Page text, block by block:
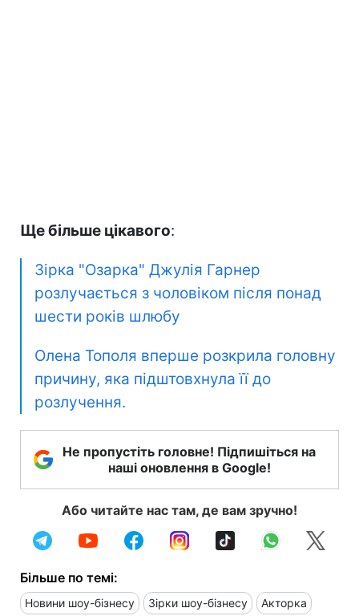
Ще більше цікавого:
Зірка "Озарка" Джулія Гарнер
розлучається з чоловіком після понад
шести років шлюбу
Олена Тополя вперше розкрила головну
причину, яка підштовхнула її до
розлучення.
Не пропустіть головне! Підпишіться на
наші оновлення в Google!
Або читайте нас там, де вам зручно!
Більше по темі:
Новини шоу-бізнесу Зірки шоу-бізнесу Акторка